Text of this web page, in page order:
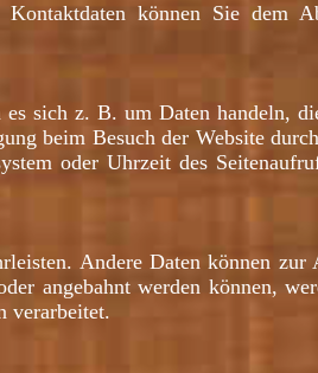
können Sie dem
sich z. B. um Daten handeln,
beim Besuch der Website
oder Uhrzeit des
Andere Daten können zur
angebahnt werden können,
verarbeitet.